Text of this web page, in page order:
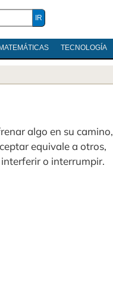
MATEMÁTICAS TECNOLOGÍA
algo en su camino,
equivale a otros,
o interrumpir.